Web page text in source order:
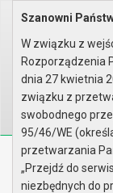
Home Organy
Wyniki
Szanowni
W związku z
Rozporządzenia
dnia 27 kwietnia
związku z
swobodnego
95/46/WE
przetwarzania
„Przejdź do
niezbędnych do